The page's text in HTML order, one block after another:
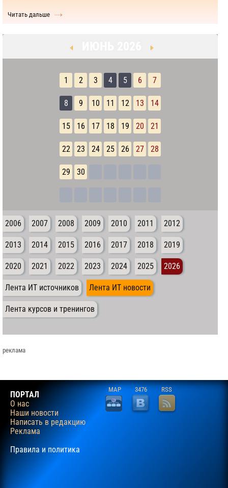
Читать дальше
ИЮНЬ 2026
1 2 3 4 5 6 7
8 9 10 11 12 13 14
15 16 17 18 19 20 21
22 23 24 25 26 27 28
29 30
2006 2007 2008 2009 2010 2011 2012
2013 2014 2015 2016 2017 2018 2019
2020 2021 2022 2023 2024 2025 2026
Лента ИТ источников Лента ИТ новости
Лента курсов и тренингов
реклама
ПОРТАЛ
О нас
Наши новости
Написать в редакцию
Реклама
Правила и политика
MAP 3476 RSS